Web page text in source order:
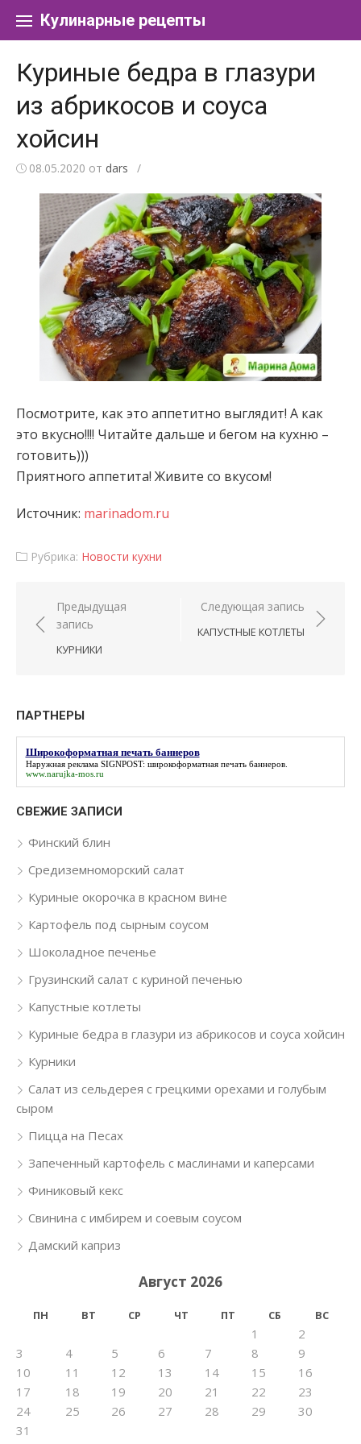
Кулинарные рецепты
Куриные бедра в глазури
из абрикосов и соуса
хойсин
08.05.2020 от dars /
Посмотрите, как это аппетитно выглядит! А как
это вкусно!!!! Читайте дальше и бегом на кухню –
готовить)))
Приятного аппетита! Живите со вкусом!
Источник: marinadom.ru
Рубрика: Новости кухни
Навигация по записям
Предыдущая
запись
КУРНИКИ
Следующая запись
КАПУСТНЫЕ КОТЛЕТЫ
ПАРТНЕРЫ
Широкоформатная печать баннеров
Наружная реклама SIGNPOST: широкоформатная печать баннеров.
www.narujka-mos.ru
СВЕЖИЕ ЗАПИСИ
Финский блин
Средиземноморский салат
Куриные окорочка в красном вине
Картофель под сырным соусом
Шоколадное печенье
Грузинский салат с куриной печенью
Капустные котлеты
Куриные бедра в глазури из абрикосов и соуса хойсин
Курники
Салат из сельдерея с грецкими орехами и голубым
сыром
Пицца на Песах
Запеченный картофель с маслинами и каперсами
Финиковый кекс
Свинина с имбирем и соевым соусом
Дамский каприз
Август 2026
ПН ВТ СР ЧТ ПТ СБ ВС
1
2
3
4 5 6 7 8
9
10
11 12 13 14 15
16
17
18 19 20 21 22
23
24
25 26 27 28 29
30
31